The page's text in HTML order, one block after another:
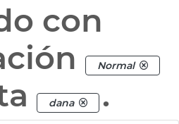
con
Normal
dana .